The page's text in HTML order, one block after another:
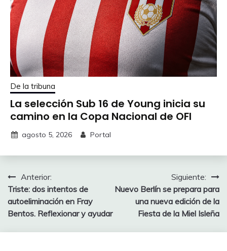
De la tribuna
La selección Sub 16 de Young inicia su
camino en la Copa Nacional de OFI
agosto 5, 2026 Portal
Navegación
de
entradas
Anterior:
Triste: dos intentos de
autoeliminación en Fray
Bentos. Reflexionar y ayudar
Siguiente:
Nuevo Berlín se prepara para
una nueva edición de la
Fiesta de la Miel Isleña